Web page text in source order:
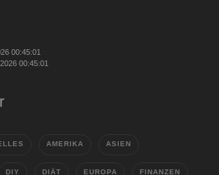
00:45:01
00:45:01
AMERIKA ASIEN
DIY DIÄT EUROPA FINANZEN